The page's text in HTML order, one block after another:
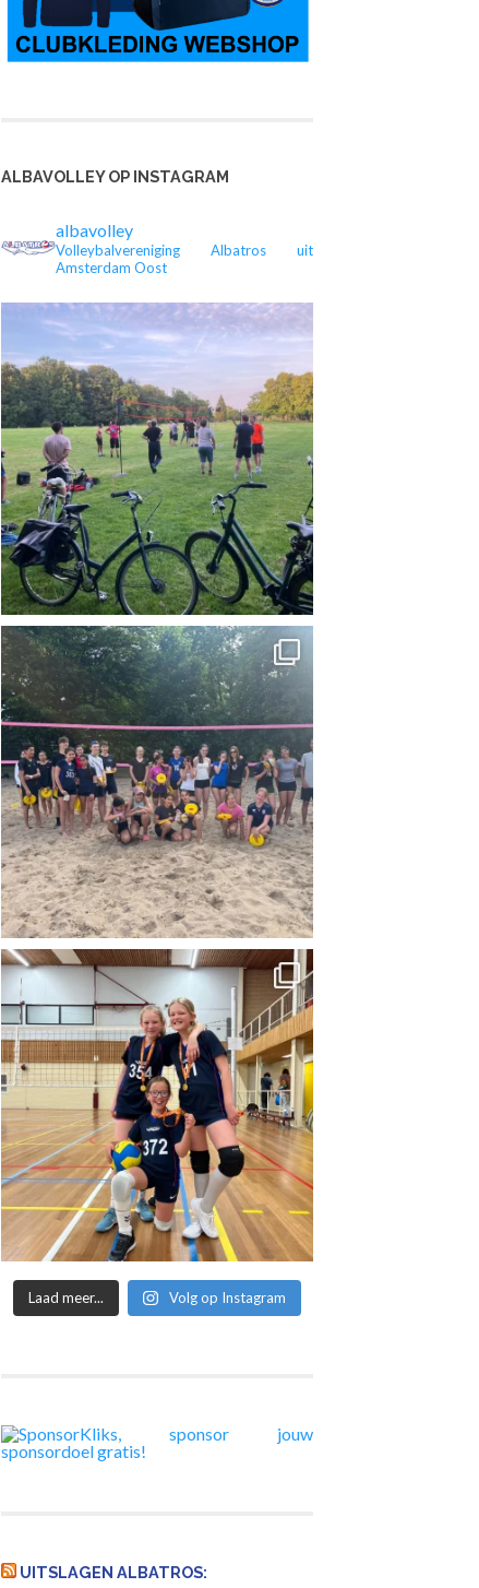
ALBAVOLLEY OP INSTAGRAM
albavolley
Volleybalvereniging Albatros uit
Amsterdam Oost
Laad meer... Volg op Instagram
UITSLAGEN ALBATROS: